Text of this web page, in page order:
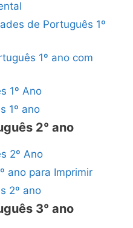
de Português 1º
1º ano com
1º Ano
1º ano
2° ano
2º Ano
ano para Imprimir
2º ano
3° ano